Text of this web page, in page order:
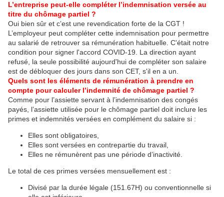
L’entreprise peut-elle compléter l’indemnisation versée au
titre du chômage partiel ?
Oui bien sûr et c’est une revendication forte de la CGT !
L’employeur peut compléter cette indemnisation pour permettre
au salarié de retrouver sa rémunération habituelle. C'était notre
condition pour signer l'accord COVID-19. La direction ayant
refusé, la seule possibilité aujourd'hui de compléter son salaire
est de débloquer des jours dans son CET, s'il en a un.
Quels sont les éléments de rémunération à prendre en
compte pour calculer l’indemnité de chômage partiel ?
Comme pour l’assiette servant à l’indemnisation des congés
payés, l’assiette utilisée pour le chômage partiel doit inclure les
primes et indemnités versées en complément du salaire si :
Elles sont obligatoires,
Elles sont versées en contrepartie du travail,
Elles ne rémunèrent pas une période d’inactivité.
Le total de ces primes versées mensuellement est :
Divisé par la durée légale (151.67H) ou conventionnelle si